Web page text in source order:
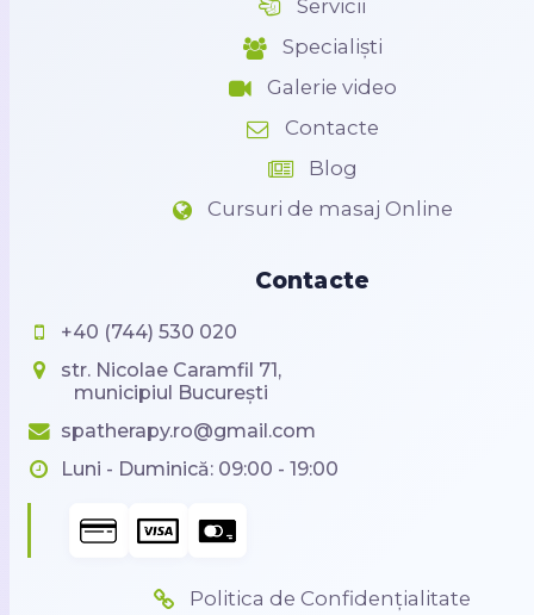
Servicii
Specialiști
Galerie video
Contacte
Blog
Cursuri de masaj Online
Contacte
+40 (744) 530 020
str. Nicolae Caramfil 71,
municipiul București
spatherapy.ro@gmail.com
Luni - Duminică: 09:00 - 19:00
Politica de Confidențialitate